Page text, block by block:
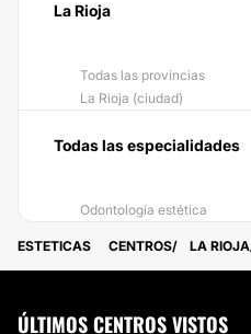
La Rioja
Todas las provincias
La Rioja (ciudad)
Todas las especialidades
Odontología estética
ESTETICAS CENTROS LA RIOJA
ÚLTIMOS CENTROS VISTOS